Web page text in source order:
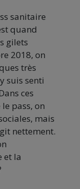
sanitaire
quand
gilets
2018, on
très
suis senti
ces
pass, on
mais
nettement.
et la